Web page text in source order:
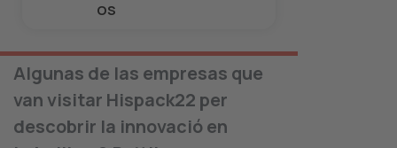
OS
Algunas de las empresas que
van visitar Hispack22 per
descobrir la innovació en